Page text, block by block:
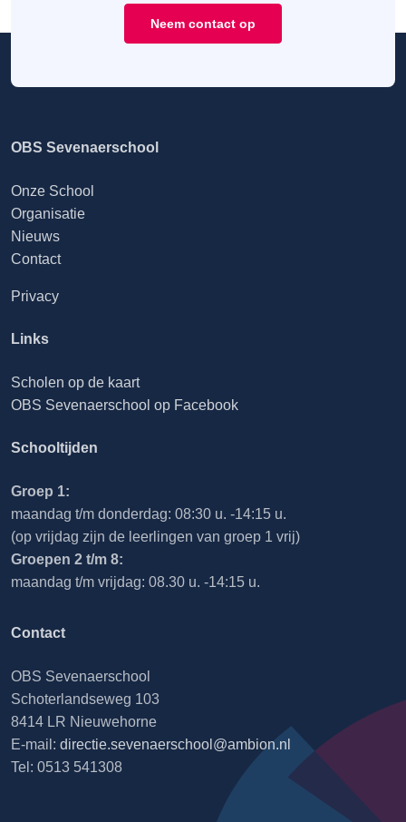
Neem contact op
OBS Sevenaerschool
Onze School
Organisatie
Nieuws
Contact
Privacy
Links
Scholen op de kaart
OBS Sevenaerschool op Facebook
Schooltijden
Groep 1:
maandag t/m donderdag: 08:30 u. -14:15 u.
(op vrijdag zijn de leerlingen van groep 1 vrij)
Groepen 2 t/m 8:
maandag t/m vrijdag: 08.30 u. -14:15 u.
Contact
OBS Sevenaerschool
Schoterlandseweg 103
8414 LR Nieuwehorne
E-mail: directie.sevenaerschool@ambion.nl
Tel: 0513 541308